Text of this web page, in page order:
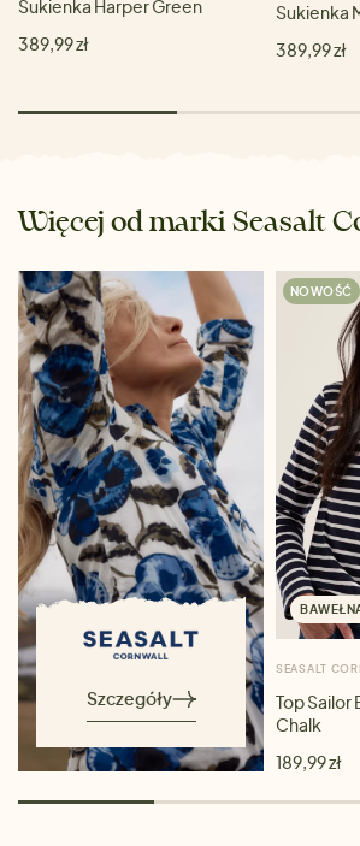
Sukienka Harper Green
389,99 zł
Sukienka
389,99 zł
Więcej od marki Seasalt
Szczegóły
NOWOŚĆ
SEASALT
Top
Chalk
189,99 zł